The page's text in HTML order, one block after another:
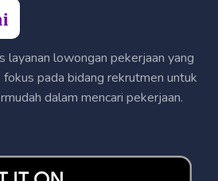
layanan lowongan pekerjaan yang
pada bidang rekrutmen untuk
dalam mencari pekerjaan.